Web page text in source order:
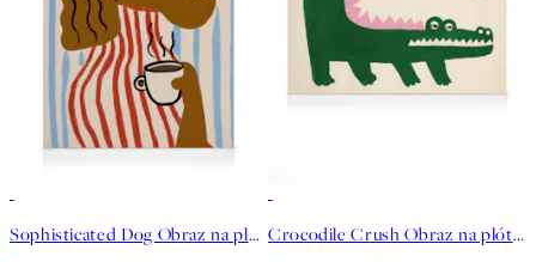
Sophisticated Dog Obraz na płótnie Crocodile Crush Obraz na płótnie